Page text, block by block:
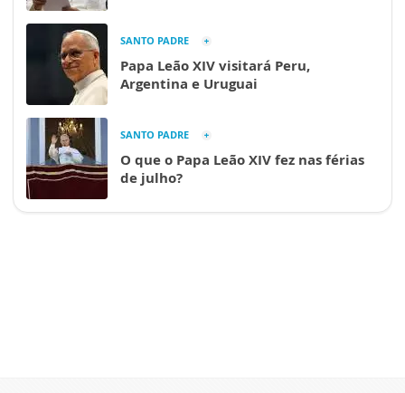
SANTO PADRE
Papa Leão XIV visitará Peru,
Argentina e Uruguai
SANTO PADRE
O que o Papa Leão XIV fez nas férias
de julho?